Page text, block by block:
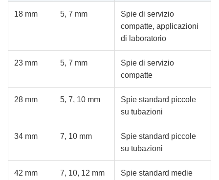
18 mm 5, 7 mm
Spie di servizio
compatte, applicazioni
di laboratorio
23 mm 5, 7 mm
Spie di servizio
compatte
28 mm 5, 7, 10 mm
Spie standard piccole
su tubazioni
34 mm 7, 10 mm
Spie standard piccole
su tubazioni
42 mm 7, 10, 12 mm Spie standard medie